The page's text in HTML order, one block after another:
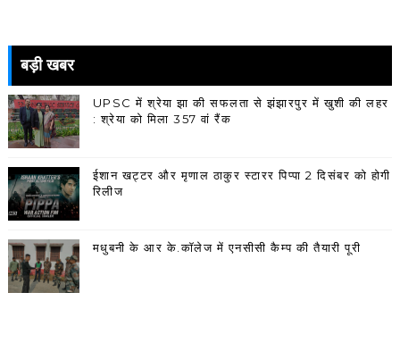
बड़ी खबर
UPSC में श्रेया झा की सफलता से झंझारपुर में खुशी की लहर
: श्रेया को मिला 357 वां रैंक
ईशान खट्टर और मृणाल ठाकुर स्टारर पिप्पा 2 दिसंबर को होगी
रिलीज
मधुबनी के आर के.कॉलेज में एनसीसी कैम्प की तैयारी पूरी